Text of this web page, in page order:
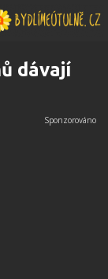
dávají